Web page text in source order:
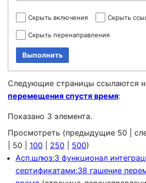
Скрыть включения Скрыть
Скрыть перенаправления
Выполнить
Следующие страницы ссылаются
перемещения спустя время:
Показано 3 элемента.
Просмотреть (предыдущие 50
50 100 250 500)
Асп.шлюз:3 функционал
сертификатами:38 гашение